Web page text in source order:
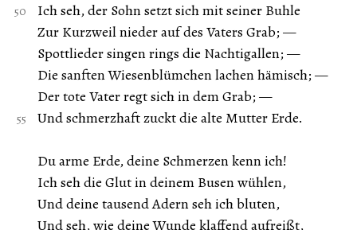
Ich seh, der Sohn setzt sich mit seiner Buhle
Zur Kurzweil nieder auf des Vaters Grab; —
Spottlieder singen rings die Nachtigallen; —
Die sanften Wiesenblümchen lachen hämisch; —
Der tote Vater regt sich in dem Grab; —
Und schmerzhaft zuckt die alte Mutter Erde.
Du arme Erde, deine Schmerzen kenn ich!
Ich seh die Glut in deinem Busen wühlen,
Und deine tausend Adern seh ich bluten,
Und seh, wie deine Wunde klaffend aufreißt,